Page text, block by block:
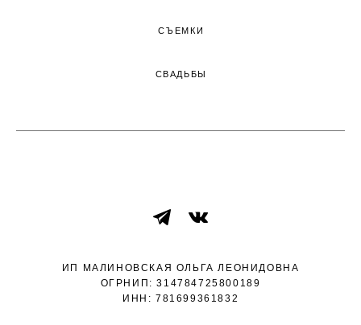
СЪЕМКИ
СВАДЬБЫ
ИП МАЛИНОВСКАЯ ОЛЬГА ЛЕОНИДОВНА
ОГРНИП: 314784725800189
ИНН: 781699361832